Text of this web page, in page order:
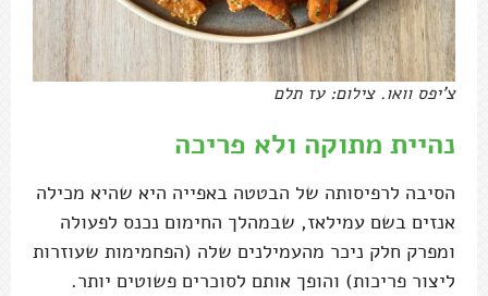
צ'יפס וואו. צילום: עז תלם
נהיית מתוקה ולא פריכה
הסיבה לרפיסותה של הבטטה באפייה היא שהיא מכילה
אנזים בשם עמילאז, שבמהלך החימום נכנס לפעולה
ומפרק חלק ניכר מהעמילנים שלה (הפחמימות שעוזרות
ליצור פריכות) והופך אותם לסוכרים פשוטים יותר.